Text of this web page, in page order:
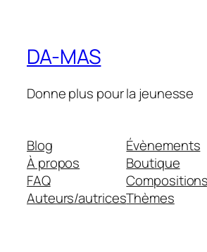
DA-MAS
Donne plus pour la jeunesse
Blog
À propos
FAQ
Auteurs/autrices
Évènements
Boutique
Compositions
Thèmes